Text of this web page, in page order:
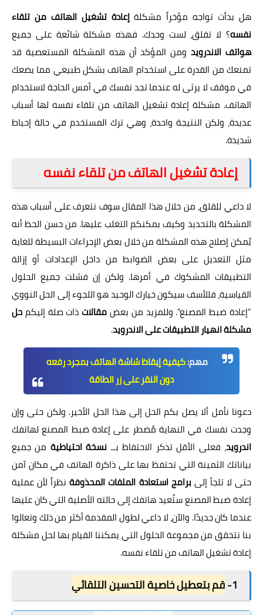
هل بدأت تواجه مؤخراً مشكلةإعادة تشغيل الهاتف من تلقاء
نفسه؟ لا تقلق، لست وحدك. فهذه مشكلة شائعة على جميع
هواتف الاندرويدومن المؤكد أن هذه المشكلة المستعصية قد
تمنعك من القدرة على استخدام الهاتف بشكل طبيعي مما يضعك
في موقف لا يرثى له عندما تجد نفسك في أمس الحاجة لاستخدام
الهاتف. مشكلة إعادة تشغيل الهاتف من تلقاء نفسه لها أسباب
عديدة، ولكن النتيجة واحدة، وهي ترك المستخدم في حالة إحباط
شديدة.
إعادة تشغيل الهاتف من تلقاء نفسه
لا داعي للقلق، من خلال هذا المقال سوف نتعرف على أسباب هذه
المشكلة بالتحديد وكيف بمكنكم التغلب عليها. من حسن الحظ أنه
يُمكن إصلاح هذه المشكلة من خلال بعض الإجراءات البسيطة للغاية
مثل التعديل على بعض الضوابط من داخل الإعدادات أو إزالة
التطبيقات المشكوك في أمرها. ولكن إن فشلت جميع الحلول
القياسية، فللأسف سيكون خيارك الوحيد هو اللجوء إلى الحل النووي
"إعادة ضبط المصنع". وللمزيد من بعضمقالاتذات صلة إليكمحل
مشكلة انهيار التطبيقات على الاندرويد.
مهم:كيفية إيقاظ شاشة الهاتف بمجرد رفعه
دون النقر على زر الطاقة
دعونا نأمل ألا يصل بكم الحل إلى هذا الحل الأخير. ولكن حتى وإن
وجدت نفسك في النهاية مُضطر على إعادة ضبط المصنع لهاتفك
اندرويد، فعلى الأقل تذكر الاحتفاظ بــ نسخة احتياطية من جميع
بياناتك الثمينة التي تحتفظ بها على ذاكرة الهاتف في مكان آمن
حتى لا تلجأ إلى برامج استعادة الملفات المحذوفةنظراً لأن عملية
إعادة ضبط المصنع ستُعيد هاتفك إلى حالته الأصلية التي كان عليها
عندما كان جديدًا. والآن، لا داعي لطول المقدمة أكثر من ذلك وتعالوا
بنا نتحقق من مجموعة الحلول التي يمكننا القيام بها لحل مشكلة
إعادة تشغيل الهاتف من تلقاء نفسه.
1- قم بتعطيل خاصية التحسين التلقائي